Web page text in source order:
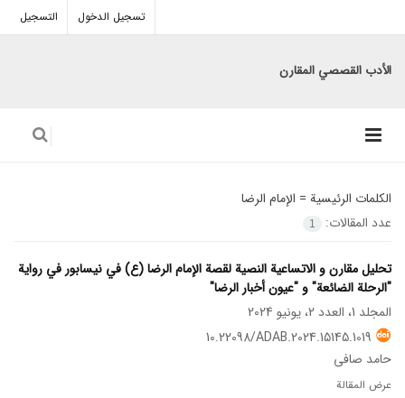
تسجيل الدخول التسجيل
الأدب القصصي المقارن
الكلمات الرئيسية = الإمام الرضا
عدد المقالات:
1
تحليل مقارن و الاتساعية النصية لقصة الإمام الرضا (ع) في نيسابور في رواية
"الرحلة الضائعة" و "عيون أخبار الرضا"
المجلد 1، العدد 2، يونيو 2024
10.22098/ADAB.2024.15145.1019
حامد صافی
عرض المقالة